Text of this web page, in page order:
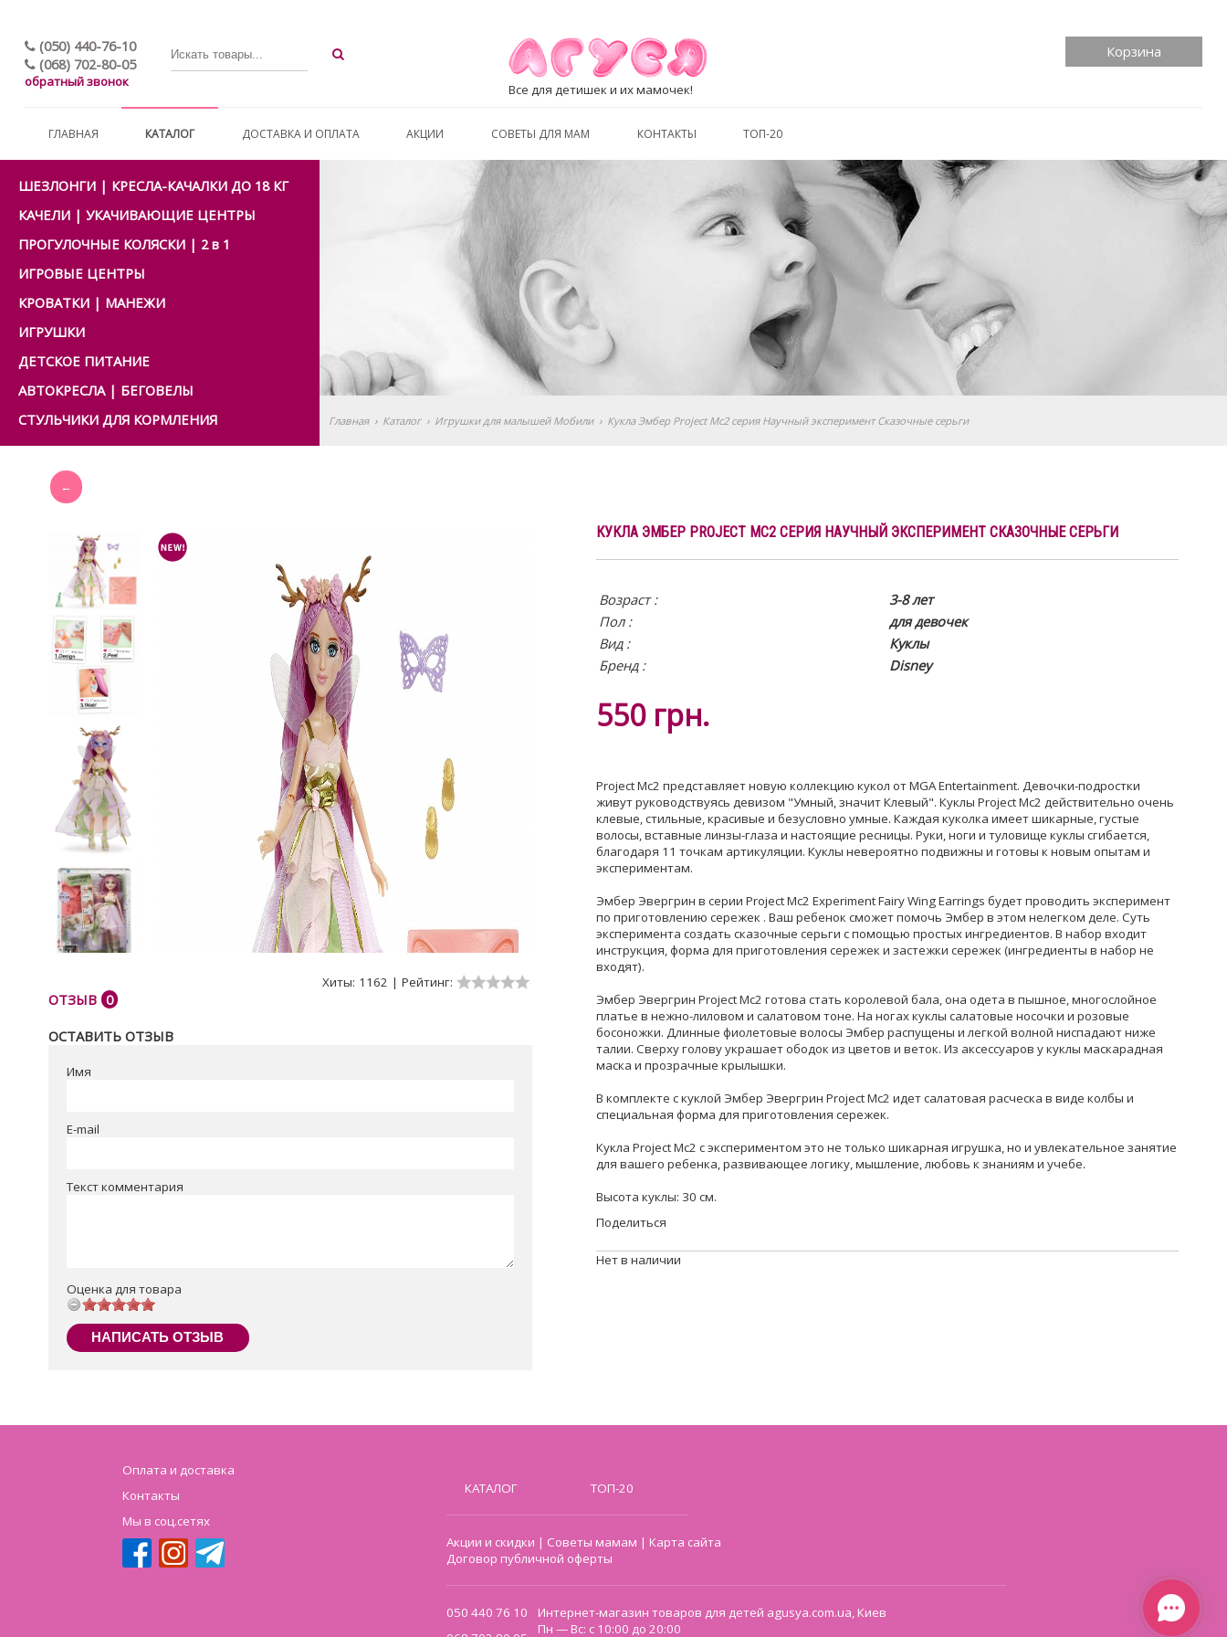
(050) 440-76-10
(068) 702-80-05
обратный звонок Все для детишек и их мамочек!
Корзина
ГЛАВНАЯ КАТАЛОГ ДОСТАВКА И ОПЛАТА АКЦИИ СОВЕТЫ ДЛЯ МАМ КОНТАКТЫ ТОП-20
ШЕЗЛОНГИ | КРЕСЛА-КАЧАЛКИ ДО 18 КГ
КАЧЕЛИ | УКАЧИВАЮЩИЕ ЦЕНТРЫ
ПРОГУЛОЧНЫЕ КОЛЯСКИ | 2 в 1
ИГРОВЫЕ ЦЕНТРЫ
КРОВАТКИ | МАНЕЖИ
ИГРУШКИ
ДЕТСКОЕ ПИТАНИЕ
АВТОКРЕСЛА | БЕГОВЕЛЫ
СТУЛЬЧИКИ ДЛЯ КОРМЛЕНИЯ
Главная › Каталог › Игрушки для малышей Мобили › Кукла Эмбер Project Mc2 серия Научный эксперимент Сказочные серьги
Хиты: 1162 | Рейтинг:
ОТЗЫВ 0
ОСТАВИТЬ ОТЗЫВ
Имя
E-mail
Текст комментария
Оценка для товара
НАПИСАТЬ ОТЗЫВ
КУКЛА ЭМБЕР PROJECT MC2 СЕРИЯ НАУЧНЫЙ ЭКСПЕРИМЕНТ СКАЗОЧНЫЕ СЕРЬГИ
Возраст :
3-8 лет
Пол :
для девочек
Вид :
Куклы
Бренд :
Disney
550 грн.
Project Mc2 представляет новую коллекцию кукол от MGA Entertainment. Девочки-подростки
живут руководствуясь девизом "Умный, значит Клевый". Куклы Project Mc2 действительно очень
клевые, стильные, красивые и безусловно умные. Каждая куколка имеет шикарные, густые
волосы, вставные линзы-глаза и настоящие ресницы. Руки, ноги и туловище куклы сгибается,
благодаря 11 точкам артикуляции. Куклы невероятно подвижны и готовы к новым опытам и
экспериментам.
Эмбер Эвергрин в серии Project Mc2 Experiment Fairy Wing Earrings будет проводить эксперимент
по приготовлению сережек . Ваш ребенок сможет помочь Эмбер в этом нелегком деле. Суть
эксперимента создать сказочные серьги с помощью простых ингредиентов. В набор входит
инструкция, форма для приготовления сережек и застежки сережек (ингредиенты в набор не
входят).
Эмбер Эвергрин Project Mc2 готова стать королевой бала, она одета в пышное, многослойное
платье в нежно-лиловом и салатовом тоне. На ногах куклы салатовые носочки и розовые
босоножки. Длинные фиолетовые волосы Эмбер распущены и легкой волной ниспадают ниже
талии. Сверху голову украшает ободок из цветов и веток. Из аксессуаров у куклы маскарадная
маска и прозрачные крылышки.
В комплекте с куклой Эмбер Эвергрин Project Mc2 идет салатовая расческа в виде колбы и
специальная форма для приготовления сережек.
Кукла Project Mc2 с экспериментом это не только шикарная игрушка, но и увлекательное занятие
для вашего ребенка, развивающее логику, мышление, любовь к знаниям и учебе.
Высота куклы: 30 см.
Поделиться
Нет в наличии
Оплата и доставка
Контакты
Мы в соц.сетях
КАТАЛОГ ТОП-20
Акции и скидки | Советы мамам |Карта сайта
Договор публичной оферты
050 440 76 10
Интернет-магазин товаров для детей agusya.com.ua, Киев
Пн — Вс: с 10:00 до 20:00